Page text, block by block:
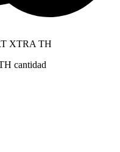
XTRA TH
cantidad